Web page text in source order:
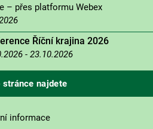
– přes platformu Webex
Říční krajina 2026
- 23.10.2026
stránce najdete
informace